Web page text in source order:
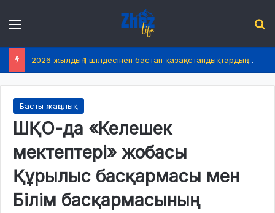
2026 жылдың 1 шілдесінен бастап қазақстандықтардың өмірінде не өзгереді?
Басты жаңалық
ШҚО-да «Келешек
мектептері» жобасы
Құрылыс басқармасы мен
Білім басқармасының